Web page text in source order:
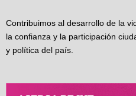
Contribuimos al desarrollo de la
la confianza y la participación
y política del país.